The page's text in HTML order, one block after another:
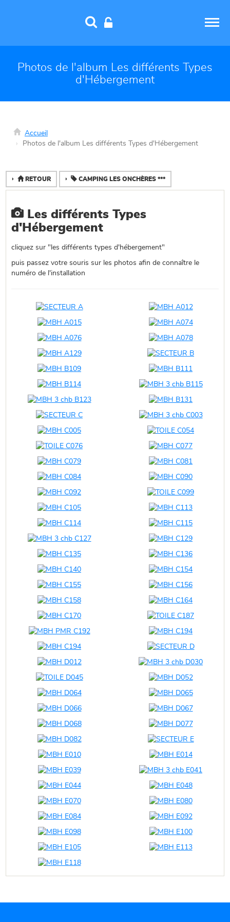
Photos de l'album Les différents Types
d'Hébergement
Accueil
Photos de l'album Les différents Types d'Hébergement
RETOUR CAMPING LES ONCHÈRES ***
Les différents Types
d'Hébergement
cliquez sur "les différents types d'hébergement"
puis passez votre souris sur les photos afin de connaître le
numéro de l'installation